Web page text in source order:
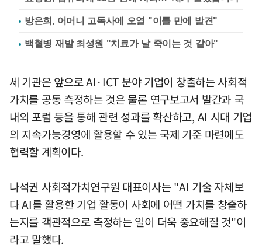
방은희, 어머니 고독사에 오열 "이틀 만에 발견"
백혈병 재발 최성원 "치료가 날 죽이는 것 같아"
세 기관은 앞으로 AI·ICT 분야 기업이 창출하는 사회적
가치를 공동 측정하는 것은 물론 연구보고서 발간과 국
내외 포럼 등을 통해 관련 성과를 확산하고, AI 시대 기업
의 지속가능경영에 활용할 수 있는 국제 기준 마련에도
협력할 계획이다.
나석권 사회적가치연구원 대표이사는 "AI 기술 자체보
다 AI를 활용한 기업 활동이 사회에 어떤 가치를 창출하
는지를 객관적으로 측정하는 일이 더욱 중요해질 것"이
라고 말했다.